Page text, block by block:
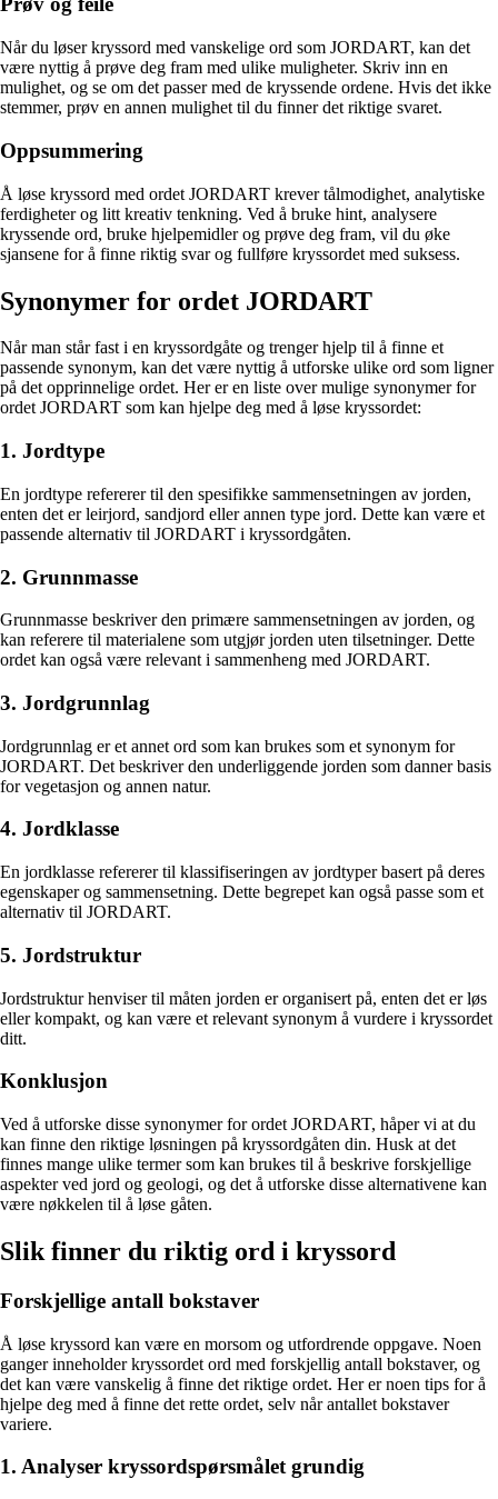
Når du løser kryssord med vanskelige ord som JORDART, kan det
være nyttig å prøve deg fram med ulike muligheter. Skriv inn en
mulighet, og se om det passer med de kryssende ordene. Hvis det ikke
stemmer, prøv en annen mulighet til du finner det riktige svaret.
Oppsummering
Å løse kryssord med ordet JORDART krever tålmodighet, analytiske
ferdigheter og litt kreativ tenkning. Ved å bruke hint, analysere
kryssende ord, bruke hjelpemidler og prøve deg fram, vil du øke
sjansene for å finne riktig svar og fullføre kryssordet med suksess.
Synonymer for ordet JORDART
Når man står fast i en kryssordgåte og trenger hjelp til å finne et
passende synonym, kan det være nyttig å utforske ulike ord som ligner
på det opprinnelige ordet. Her er en liste over mulige synonymer for
ordet JORDART som kan hjelpe deg med å løse kryssordet:
1. Jordtype
En jordtype refererer til den spesifikke sammensetningen av jorden,
enten det er leirjord, sandjord eller annen type jord. Dette kan være et
passende alternativ til JORDART i kryssordgåten.
2. Grunnmasse
Grunnmasse beskriver den primære sammensetningen av jorden, og
kan referere til materialene som utgjør jorden uten tilsetninger. Dette
ordet kan også være relevant i sammenheng med JORDART.
3. Jordgrunnlag
Jordgrunnlag er et annet ord som kan brukes som et synonym for
JORDART. Det beskriver den underliggende jorden som danner basis
for vegetasjon og annen natur.
4. Jordklasse
En jordklasse refererer til klassifiseringen av jordtyper basert på deres
egenskaper og sammensetning. Dette begrepet kan også passe som et
alternativ til JORDART.
5. Jordstruktur
Jordstruktur henviser til måten jorden er organisert på, enten det er løs
eller kompakt, og kan være et relevant synonym å vurdere i kryssordet
ditt.
Konklusjon
Ved å utforske disse synonymer for ordet JORDART, håper vi at du
kan finne den riktige løsningen på kryssordgåten din. Husk at det
finnes mange ulike termer som kan brukes til å beskrive forskjellige
aspekter ved jord og geologi, og det å utforske disse alternativene kan
være nøkkelen til å løse gåten.
Slik finner du riktig ord i kryssord
Forskjellige antall bokstaver
Å løse kryssord kan være en morsom og utfordrende oppgave. Noen
ganger inneholder kryssordet ord med forskjellig antall bokstaver, og
det kan være vanskelig å finne det riktige ordet. Her er noen tips for å
hjelpe deg med å finne det rette ordet, selv når antallet bokstaver
variere.
1. Analyser kryssordspørsmålet grundig